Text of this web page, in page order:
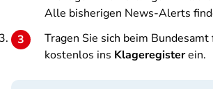
Alle bisherigen News-Alerts
Tragen Sie sich beim Bundesamt
kostenlos ins Klageregisterein.